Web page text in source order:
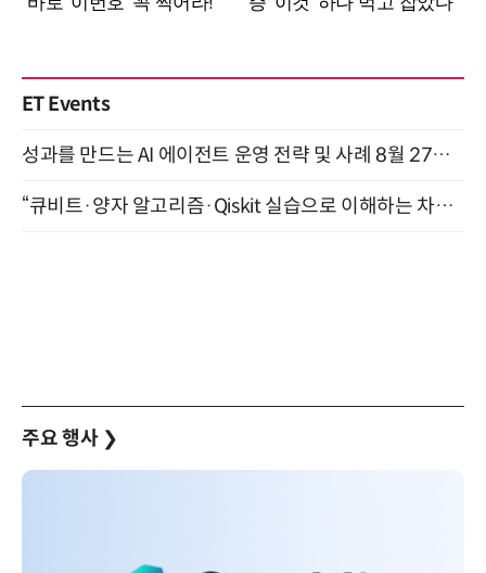
ET Events
성과를 만드는 AI 에이전트 운영 전략 및 사례 8월 27일 개최
“큐비트·양자 알고리즘·Qiskit 실습으로 이해하는 차세대 컴퓨팅” (8/28)
주요 행사 ❯